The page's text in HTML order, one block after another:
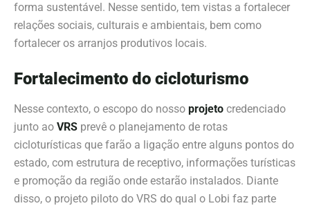
forma sustentável. Nesse sentido, tem vistas a fortalecer
relações sociais, culturais e ambientais, bem como
fortalecer os arranjos produtivos locais.
Fortalecimento do cicloturismo
Nesse contexto, o escopo do nosso projeto credenciado
junto ao VRS prevê o planejamento de rotas
cicloturísticas que farão a ligação entre alguns pontos do
estado, com estrutura de receptivo, informações turísticas
e promoção da região onde estarão instalados. Diante
disso, o projeto piloto do VRS do qual o Lobi faz parte